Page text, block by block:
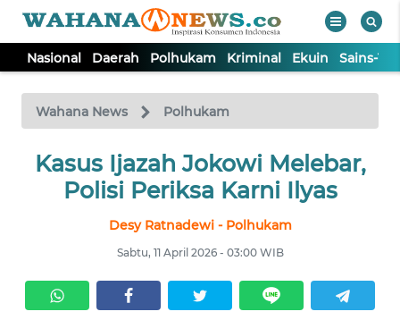
Nasional Daerah Polhukam Kriminal Ekuin Sains-
Wahana News Polhukam
Kasus Ijazah Jokowi Melebar,
Polisi Periksa Karni Ilyas
Desy Ratnadewi - Polhukam
Sabtu, 11 April 2026 - 03:00 WIB
TV
Tutup
NASIONAL
KRIMINAL